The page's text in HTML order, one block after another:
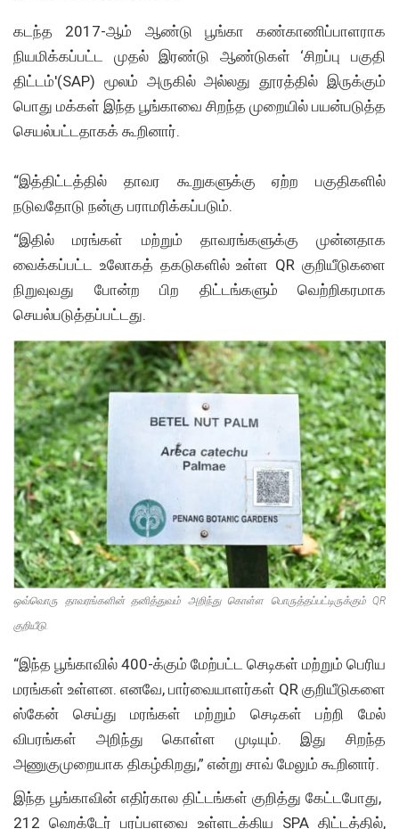
கடந்த 2017-ஆம் ஆண்டு பூங்கா கண்காணிப்பாளராக
நியமிக்கப்பட்ட முதல் இரண்டு ஆண்டுகள் ‘சிறப்பு பகுதி
திட்டம்'(SAP) மூலம் அருகில் அல்லது தூரத்தில் இருக்கும்
பொது மக்கள் இந்த பூங்காவை சிறந்த முறையில் பயன்படுத்த
செயல்பட்டதாகக் கூறினார்.
“இத்திட்டத்தில் தாவர கூறுகளுக்கு ஏற்ற பகுதிகளில்
நடுவதோடு நன்கு பராமரிக்கப்படும்.
“இதில் மரங்கள் மற்றும் தாவரங்களுக்கு முன்னதாக
வைக்கப்பட்ட உலோகத் தகடுகளில் உள்ள QR குறியீடுகளை
நிறுவுவது போன்ற பிற திட்டங்களும் வெற்றிகரமாக
செயல்படுத்தப்பட்டது.
ஒவ்வொரு தாவரங்களின் தனித்துவம் அறிந்து கொள்ள பொருத்தப்பட்டிருக்கும் QR
குறியீடு.
“இந்த பூங்காவில் 400-க்கும் மேற்பட்ட செடிகள் மற்றும் பெரிய
மரங்கள் உள்ளன. எனவே, பார்வையாளர்கள் QR குறியீடுகளை
ஸ்கேன் செய்து மரங்கள் மற்றும் செடிகள் பற்றி மேல்
விபரங்கள் அறிந்து கொள்ள முடியும். இது சிறந்த
அணுகுமுறையாக திகழ்கிறது,” என்று சாவ் மேலும் கூறினார்.
இந்த பூங்காவின் எதிர்கால திட்டங்கள் குறித்து கேட்டபோது, ​​
212 ஹெக்டேர் பரப்பளவை உள்ளடக்கிய SPA திட்டத்தில்,